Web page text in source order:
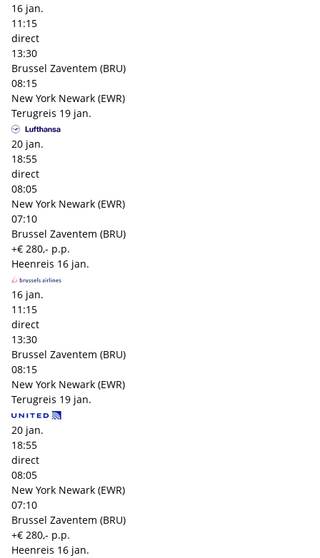
16 jan.
11:15
direct
13:30
Brussel Zaventem (BRU)
08:15
New York Newark (EWR)
Terugreis 19 jan.
20 jan.
18:55
direct
08:05
New York Newark (EWR)
07:10
Brussel Zaventem (BRU)
+€ 280,- p.p.
Heenreis 16 jan.
16 jan.
11:15
direct
13:30
Brussel Zaventem (BRU)
08:15
New York Newark (EWR)
Terugreis 19 jan.
20 jan.
18:55
direct
08:05
New York Newark (EWR)
07:10
Brussel Zaventem (BRU)
+€ 280,- p.p.
Heenreis 16 jan.